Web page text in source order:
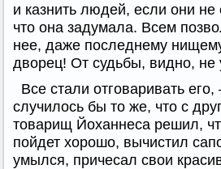
и казнить людей, если они не
что она задумала. Всем
нее, даже последнему
дворец! От судьбы, видно, не
Все стали отговаривать
случилось бы то же, что с
товарищ Йоханнеса решил,
пойдет хорошо, вычистил
умылся, причесал свои